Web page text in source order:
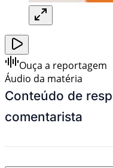
Ouça a reportagem
Áudio da matéria
Conteúdo de
comentarista